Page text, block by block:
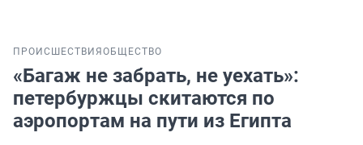
ПРОИСШЕСТВИЯ ОБЩЕСТВО
«Багаж не забрать, не уехать»:
петербуржцы скитаются по
аэропортам на пути из Египта